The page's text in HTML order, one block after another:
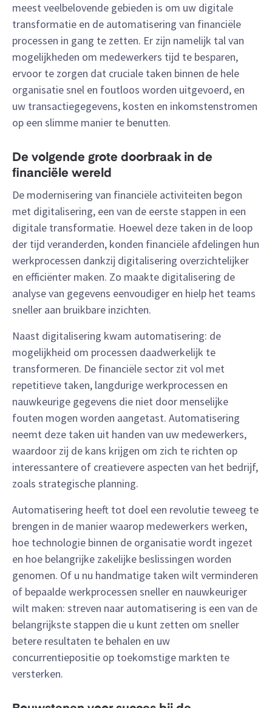
meest veelbelovende gebieden is om uw digitale
transformatie en de automatisering van financiële
processen in gang te zetten. Er zijn namelijk tal van
mogelijkheden om medewerkers tijd te besparen,
ervoor te zorgen dat cruciale taken binnen de hele
organisatie snel en foutloos worden uitgevoerd, en
uw transactiegegevens, kosten en inkomstenstromen
op een slimme manier te benutten.
De volgende grote doorbraak in de
financiële wereld
De modernisering van financiële activiteiten begon
met digitalisering, een van de eerste stappen in een
digitale transformatie. Hoewel deze taken in de loop
der tijd veranderden, konden financiële afdelingen hun
werkprocessen dankzij digitalisering overzichtelijker
en efficiënter maken. Zo maakte digitalisering de
analyse van gegevens eenvoudiger en hielp het teams
sneller aan bruikbare inzichten.
Naast digitalisering kwam automatisering: de
mogelijkheid om processen daadwerkelijk te
transformeren. De financiële sector zit vol met
repetitieve taken, langdurige werkprocessen en
nauwkeurige gegevens die niet door menselijke
fouten mogen worden aangetast. Automatisering
neemt deze taken uit handen van uw medewerkers,
waardoor zij de kans krijgen om zich te richten op
interessantere of creatievere aspecten van het bedrijf,
zoals strategische planning.
Automatisering heeft tot doel een revolutie teweeg te
brengen in de manier waarop medewerkers werken,
hoe technologie binnen de organisatie wordt ingezet
en hoe belangrijke zakelijke beslissingen worden
genomen. Of u nu handmatige taken wilt verminderen
of bepaalde werkprocessen sneller en nauwkeuriger
wilt maken: streven naar automatisering is een van de
belangrijkste stappen die u kunt zetten om sneller
betere resultaten te behalen en uw
concurrentiepositie op toekomstige markten te
versterken.